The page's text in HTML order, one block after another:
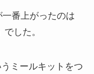
番上がったのは
した。
ミールキットをつ